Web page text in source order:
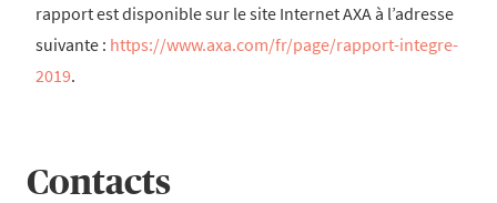
rapport est disponible sur le site Internet AXA à l’adresse
suivante : https://www.axa.com/fr/page/rapport-integre-
2019.
Contacts